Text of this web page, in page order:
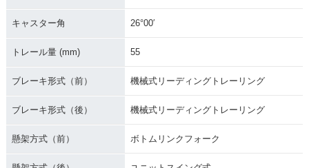
キャスター角 26°00′
トレール量 (mm) 55
ブレーキ形式（前） 機械式リーディングトレーリング
ブレーキ形式（後） 機械式リーディングトレーリング
懸架方式（前） ボトムリンクフォーク